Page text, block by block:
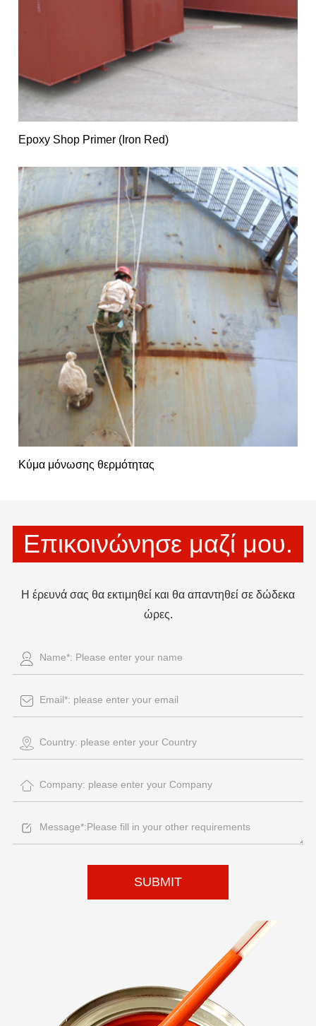
Epoxy Shop Primer (Iron Red)
Κύμα μόνωσης θερμότητας
Επικοινώνησε μαζί μου.
Η έρευνά σας θα εκτιμηθεί και θα απαντηθεί σε δώδεκα
ώρες.
SUBMIT